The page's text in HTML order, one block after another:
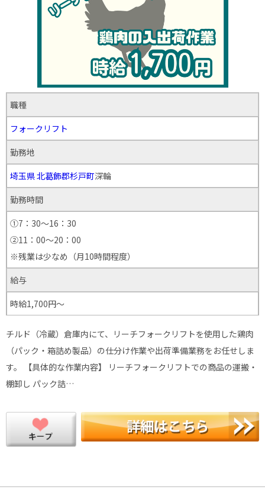
職種
フォークリフト
勤務地
埼玉県北葛飾郡杉戸町深輪
勤務時間
①7：30～16：30
②11：00～20：00
※残業は少なめ（月10時間程度）
給与
時給1,700円～
チルド（冷蔵）倉庫内にて、リーチフォークリフトを使用した鶏肉
（パック・箱詰め製品）の仕分け作業や出荷準備業務をお任せしま
す。 【具体的な作業内容】 リーチフォークリフトでの商品の運搬・
棚卸し パック詰…